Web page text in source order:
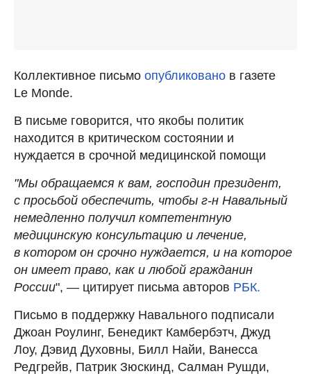
Коллективное письмо опубликовано в газете
Le Monde.
В письме говорится, что якобы политик
находится в критическом состоянии и
нуждается в срочной медицинской помощи
"Мы обращаемся к вам, господин президент,
с просьбой обеспечить, чтобы г-н Навальный
немедленно получил компетентную
медицинскую консультацию и лечение,
в котором он срочно нуждается, и на которое
он имеет право, как и любой гражданин
России", — цитирует письма авторов РБК.
Письмо в поддержку Навального подписали
Джоан Роулинг, Бенедикт Камбербэтч, Джуд
Лоу, Дэвид Духовны, Билл Найи, Ванесса
Редгрейв, Патрик Зюскинд, Салман Рушди,